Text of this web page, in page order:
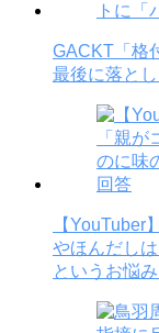
GACKT「格
最後に落と
【YouTuber
やほんだし
というお悩